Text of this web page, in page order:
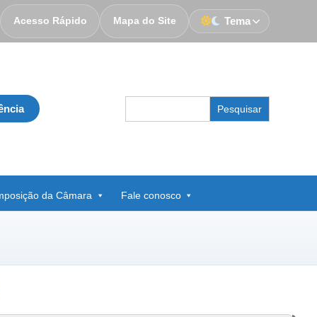
Acesso Rápido Mapa do Site Tema
for:
da Câmara Fale conosco